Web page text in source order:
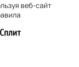
веб-сайт